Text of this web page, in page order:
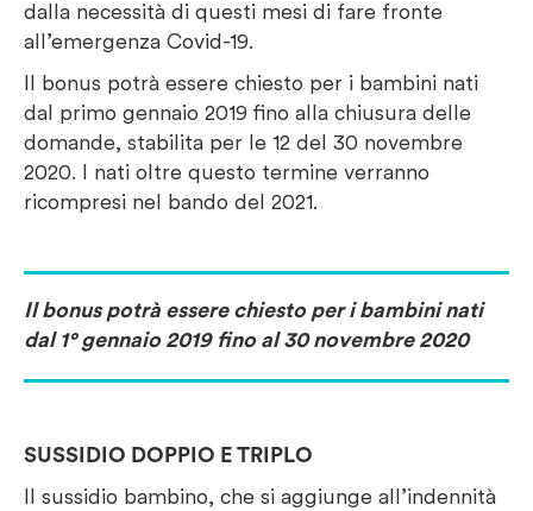
dalla necessità di questi mesi di fare fronte
all’emergenza Covid-19.
Il bonus potrà essere chiesto per i bambini nati
dal primo gennaio 2019 fino alla chiusura delle
domande, stabilita per le 12 del 30 novembre
2020. I nati oltre questo termine verranno
ricompresi nel bando del 2021.
Il bonus potrà essere chiesto per i bambini nati
dal 1° gennaio 2019 fino al 30 novembre 2020
SUSSIDIO DOPPIO E TRIPLO
Il sussidio bambino, che si aggiunge all’indennità